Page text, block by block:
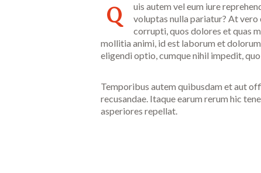
Q
uis autem vel eum iure
voluptas nulla pariatur? At
corrupti, quos dolores et quas
mollitia animi, id est laborum et
eligendi optio, cumque nihil impedit,
Temporibus autem quibusdam et aut
recusandae. Itaque earum rerum hic
asperiores repellat.